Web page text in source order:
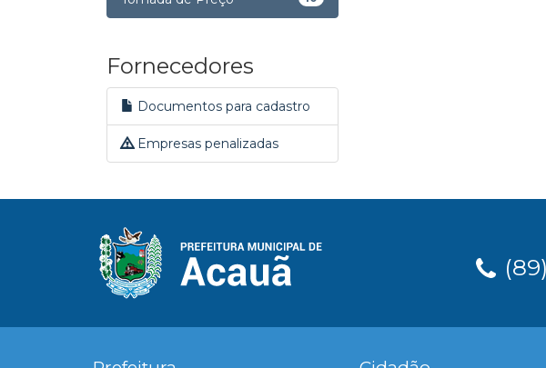
Fornecedores
Documentos para cadastro
Empresas penalizadas